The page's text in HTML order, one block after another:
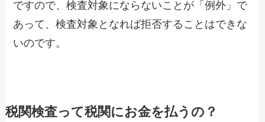
ですので、検査対象にならないことが「例外」で
あって、検査対象となれば拒否することはできな
いのです。
税関検査って税関にお金を払うの？